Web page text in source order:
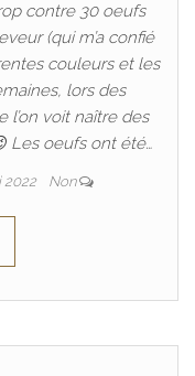
contre 30 oeufs
(qui m’a confié
couleurs et les
lors des
l’on voit naître des
Les oeufs ont été…
2022 Non